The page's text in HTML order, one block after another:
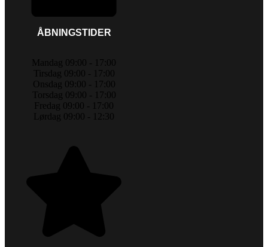
ÅBNINGSTIDER
Mandag 09:00 - 17:00
Tirsdag 09:00 - 17:00
Onsdag 09:00 - 17:00
Torsdag 09:00 - 17:00
Fredag 09:00 - 17:00
Lørdag 09:00 - 12:30